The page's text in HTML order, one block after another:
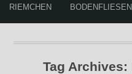
RIEMCHEN BODENFLIESEN
Tag Archives: